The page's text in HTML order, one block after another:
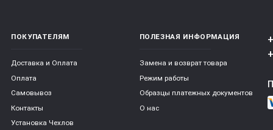
ПОКУПАТЕЛЯМ
Доставка и Оплата
Оплата
Самовывоз
Контакты
Установка Чехлов
ПОЛЕЗНАЯ ИНФОРМАЦИЯ
Замена и возврат товара
Режим работы
Образцы платежных документов
О нас